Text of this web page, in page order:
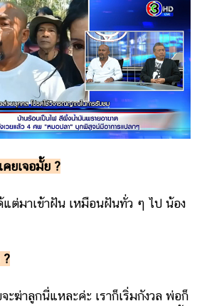
ยเจอมั้ย ?
แต่มาเข้าฝัน เหมือนฝันทั่ว ๆ ไป น้อง
?
ะฆ่าลูกนี่แหละค่ะ เราก็เริ่มกังวล พ่อก็